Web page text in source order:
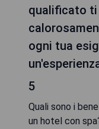
qualificato
ogni tua
5
Quali sono i
un hotel con